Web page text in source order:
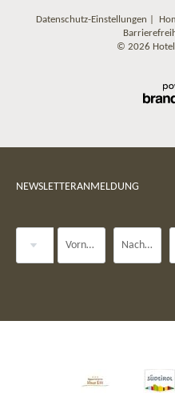
Datenschutz-Einstellungen
© 2026 Hotel
NEWSLETTERANMELDUNG
Vorname Nachname*